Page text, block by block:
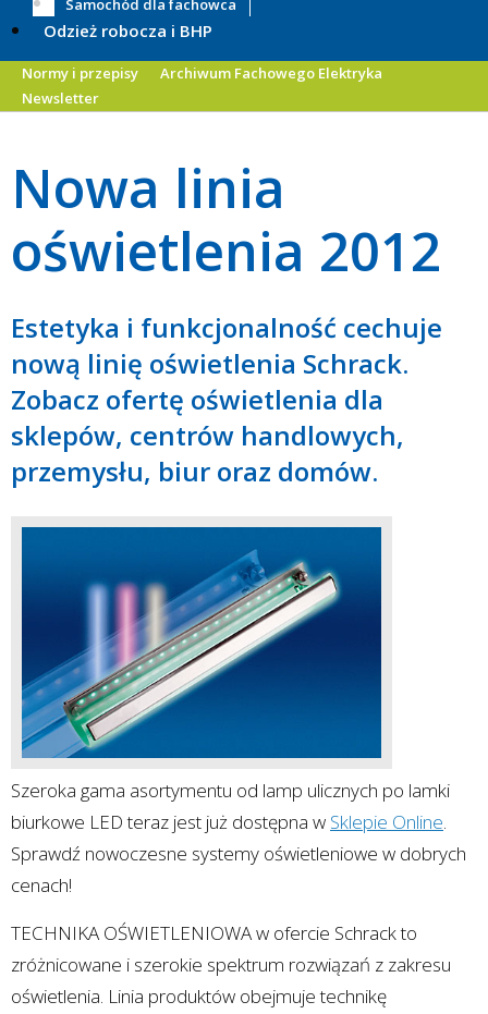
Samochód dla fachowca
Odzież robocza i BHP
Normy i przepisy
Archiwum Fachowego Elektryka
Newsletter
Nowa linia
oświetlenia 2012
Estetyka i funkcjonalność cechuje
nową linię oświetlenia Schrack.
Zobacz ofertę oświetlenia dla
sklepów, centrów handlowych,
przemysłu, biur oraz domów.
Szeroka gama asortymentu od lamp ulicznych po lamki
biurkowe LED teraz jest już dostępna w Sklepie Online.
Sprawdź nowoczesne systemy oświetleniowe w dobrych
cenach!
TECHNIKA OŚWIETLENIOWA w ofercie Schrack to
zróżnicowane i szerokie spektrum rozwiązań z zakresu
oświetlenia. Linia produktów obejmuje technikę